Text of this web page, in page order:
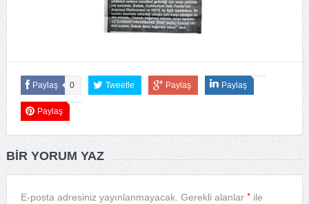
Paylaş 0 Tweetle Paylaş Paylaş
Paylaş
BIR YORUM YAZ
E-posta adresiniz yayınlanmayacak. Gerekli alanlar *ile